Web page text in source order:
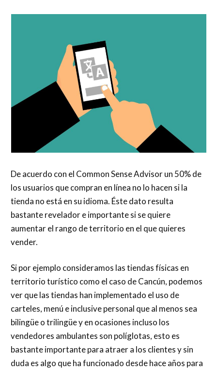
De acuerdo con el Common Sense Advisor un 50% de
los usuarios que compran en línea no lo hacen si la
tienda no está en su idioma. Éste dato resulta
bastante revelador e importante si se quiere
aumentar el rango de territorio en el que quieres
vender.
Si por ejemplo consideramos las tiendas físicas en
territorio turístico como el caso de Cancún, podemos
ver que las tiendas han implementado el uso de
carteles, menú e inclusive personal que al menos sea
bilingüe o trilingüe y en ocasiones incluso los
vendedores ambulantes son políglotas, esto es
bastante importante para atraer a los clientes y sin
duda es algo que ha funcionado desde hace años para